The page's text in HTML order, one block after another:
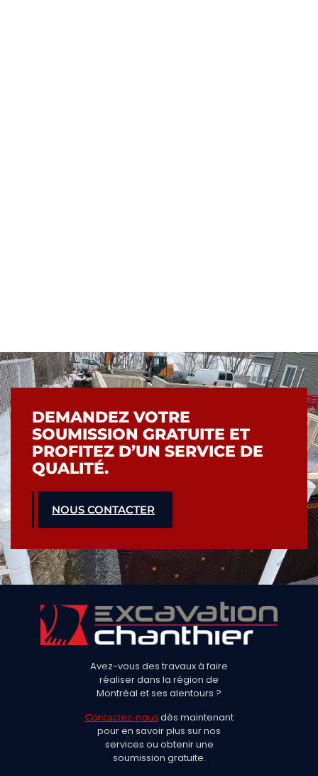
DEMANDEZ VOTRE
SOUMISSION GRATUITE ET
PROFITEZ D’UN SERVICE DE
QUALITÉ.
NOUS CONTACTER
Avez-vous des travaux à faire
réaliser dans la région de
Montréal et ses alentours ?
Contactez-nousdès maintenant
pour en savoir plus sur nos
services ou obtenir une
soumission gratuite.